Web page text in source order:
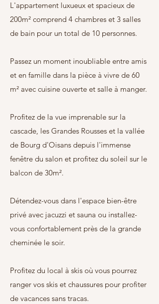
L'appartement luxueux et spacieux de
200m² comprend 4 chambres et 3 salles
de bain pour un total de 10 personnes.
Passez un moment inoubliable entre amis
et en famille dans la pièce à vivre de 60
m² avec cuisine ouverte et salle à manger.
Profitez de la vue imprenable sur la
cascade, les Grandes Rousses et la vallée
de Bourg d'Oisans depuis l'immense
fenêtre du salon et profitez du soleil sur le
balcon de 30m².
Détendez-vous dans l'espace bien-être
privé avec jacuzzi et sauna ou installez-
vous confortablement près de la grande
cheminée le soir.
Profitez du local à skis où vous pourrez
ranger vos skis et chaussures pour profiter
de vacances sans tracas.